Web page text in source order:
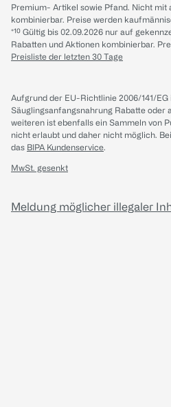
Premium- Artikel sowie Pfand. Nicht mit
kombinierbar. Preise werden
*¹⁰ Gültig bis 02.09.2026 nur auf
Rabatten und Aktionen kombinierbar.
Preisliste der letzten 30 Tage
Aufgrund der EU-Richtlinie 2006/141/
Säuglingsanfangsnahrung Rabatte oder
weiteren ist ebenfalls ein Sammeln von
nicht erlaubt und daher nicht möglich.
das BIPA Kundenservice.
MwSt. gesenkt
Meldung möglicher illegaler